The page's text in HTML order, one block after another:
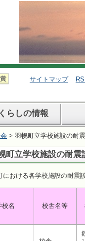
サイトマップ
くらしの情報
> 羽幌町立学校施設の耐
町立学校施設の耐
における各学校施設の耐震
校名 校舎名等